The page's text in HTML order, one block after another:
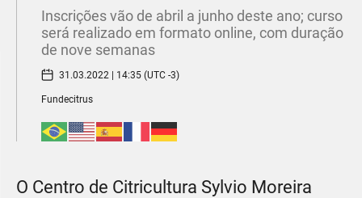
Inscrições vão de abril a junho deste ano; curso
será realizado em formato online, com duração
de nove semanas
31.03.2022 | 14:35 (UTC -3)
Fundecitrus
O Centro de Citricultura Sylvio Moreira